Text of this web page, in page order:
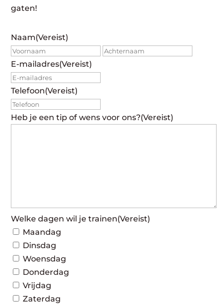
gaten!
Naam(Vereist)
Voornaam
E-mailadres(Vereist)
Telefoon(Vereist)
Heb je een tip of wens voor ons?(Vereist)
Welke dagen wil je trainen(Vereist)
Maandag
Dinsdag
Woensdag
Donderdag
Vrijdag
Zaterdag